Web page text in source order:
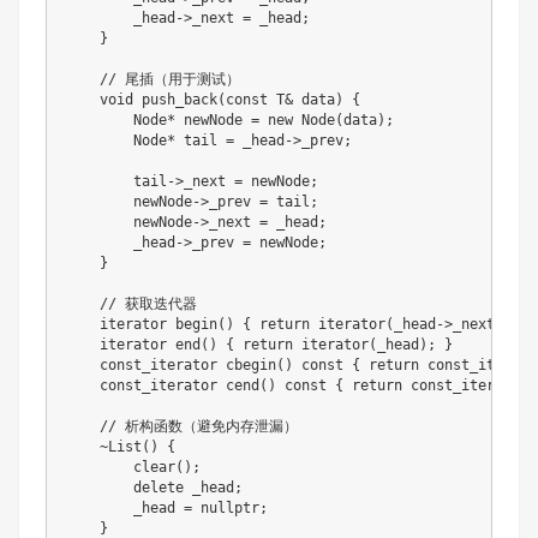
        _head
-> _next = _head ;
}
// 尾插（用于测试）
void
push_back( const T& data)
{
        Node
* newNode = new Node(data) ;
        Node
* tail = _head -> _prev;
        tail
-> _next = newNode;
        newNode
-> _prev = tail ;
        newNode
-> _next = _head ;
        _head
-> _prev = newNode;
}
// 获取迭代器
    iterator
begin( ) { return iterator( _head -> _next
    iterator
end ( ) { return iterator( _head ) ;
}
    const_iterator
cbegin( ) const { return
    const_iterator
cend ( ) const { return const_iterator
// 析构函数（避免内存泄漏）
~List ( )
{
clear( ) ;
delete _head ;
        _head
= nullptr;
}